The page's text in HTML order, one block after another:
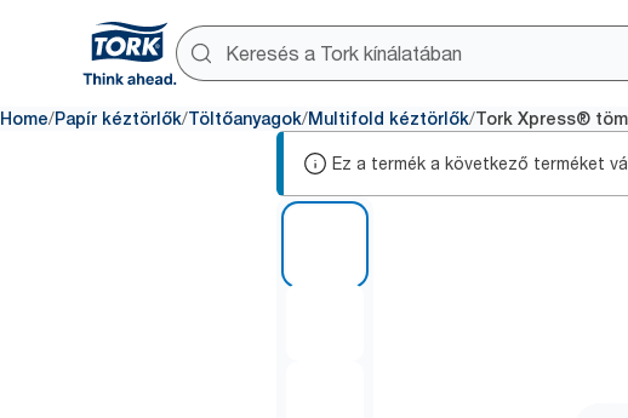
Home/Papír kéztörlők/Töltőanyagok/Multifold kéztörlők/Tork Xpress®
Ez a termék a következő terméket